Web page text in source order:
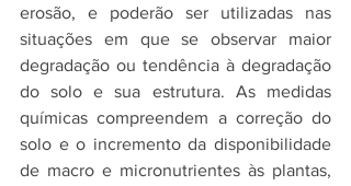
erosão, e poderão ser utilizadas nas
situações em que se observar maior
degradação ou tendência à degradação
do solo e sua estrutura. As medidas
químicas compreendem a correção do
solo e o incremento da disponibilidade
de macro e micronutrientes às plantas,